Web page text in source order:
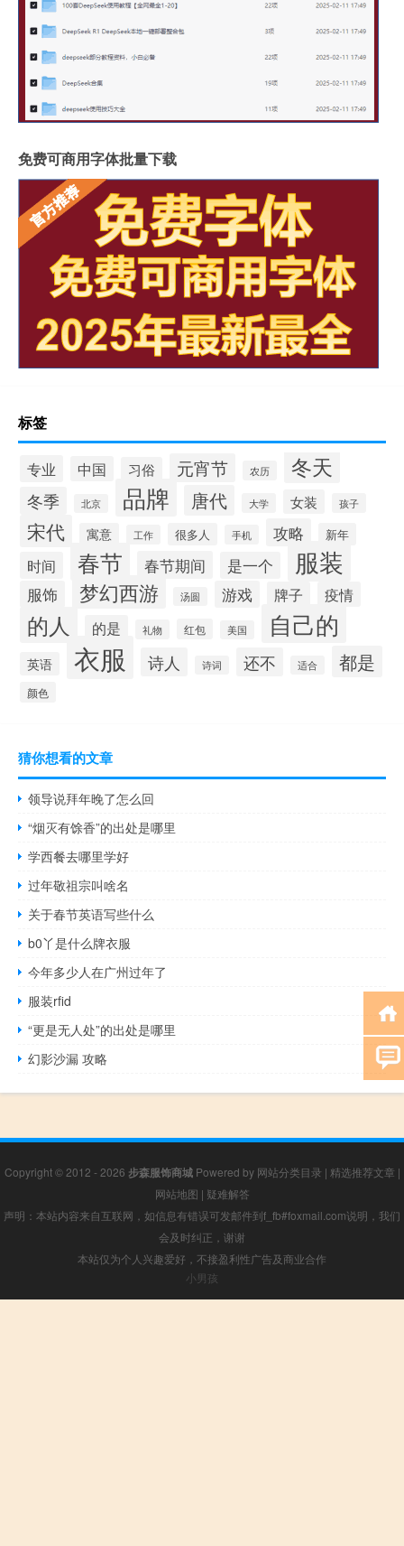
免费可商用字体批量下载
标签
专业 中国 习俗 元宵节 农历 冬天
冬季 北京 品牌 唐代 大学 女装 孩子
宋代 寓意 工作 很多人 手机 攻略 新年
时间 春节 春节期间 是一个 服装
服饰 梦幻西游 汤圆 游戏 牌子 疫情
的人 的是 礼物 红包 美国 自己的
英语 衣服 诗人 诗词 还不 适合 都是
颜色
猜你想看的文章
领导说拜年晚了怎么回
“烟灭有馀香”的出处是哪里
学西餐去哪里学好
过年敬祖宗叫啥名
关于春节英语写些什么
b0丫是什么牌衣服
今年多少人在广州过年了
服装rfid
“更是无人处”的出处是哪里
幻影沙漏 攻略
Copyright © 2012 - 2026 步森服饰商城Powered by 网站分类目录 | 精选推荐文章 |
网站地图 | 疑难解答
声明：本站内容来自互联网，如信息有错误可发邮件到f_fb#foxmail.com说明，我们
会及时纠正，谢谢
本站仅为个人兴趣爱好，不接盈利性广告及商业合作
小男孩